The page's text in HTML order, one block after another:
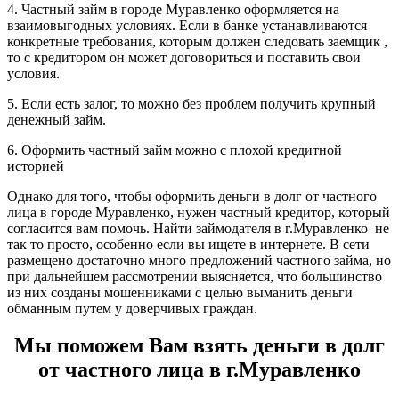
4. Частный займ в городе Муравленко оформляется на
взаимовыгодных условиях. Если в банке устанавливаются
конкретные требования, которым должен следовать заемщик ,
то с кредитором он может договориться и поставить свои
условия.
5. Если есть залог, то можно без проблем получить крупный
денежный займ.
6. Оформить частный займ можно с плохой кредитной
историей
Однако для того, чтобы оформить деньги в долг от частного
лица в городе Муравленко, нужен частный кредитор, который
согласится вам помочь. Найти займодателя в г.Муравленко не
так то просто, особенно если вы ищете в интернете. В сети
размещено достаточно много предложений частного займа, но
при дальнейшем рассмотрении выясняется, что большинство
из них созданы мошенниками с целью выманить деньги
обманным путем у доверчивых граждан.
Мы поможем Вам взять деньги в долг
от частного лица в г.Муравленко